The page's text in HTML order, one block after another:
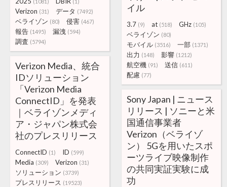
Verizon (31) データ (7492)
ベライゾン (80) 侵害 (467)
報告 (1495) 漏洩 (594)
調査 (5794)
イル
3.7 (9) at (518) GHz (105)
ベライゾン (80)
モバイル (3516) 一部 (1371)
出力 (148) 影響 (1212)
航空機 (91) 送信 (611)
配慮 (77)
Verizon Media、統合
IDソリューション
「Verizon Media
ConnectID」を発表
｜ベライゾンメディ
ア・ジャパン株式会
社のプレスリリース
ConnectID (1) ID (599)
Media (309) Verizon (31)
ソリューション (3739)
プレスリリース (19523)
Sony Japan | ニュース
リリース | ソニーと米
国通信事業者
Verizon（ベライゾ
ン） 5Gを用いたスポ
ーツライブ映像制作
の共同実証実験に成
功